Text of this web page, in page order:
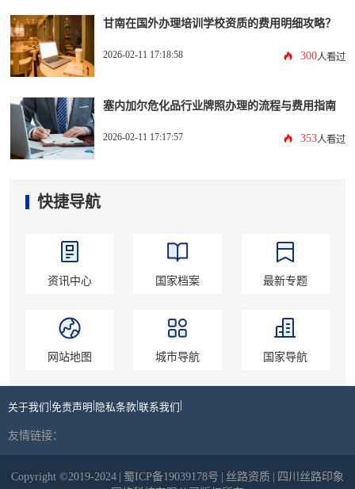
甘南在国外办理培训学校资质的费用明细攻略？
2026-02-11 17:18:58 300人看过
塞内加尔危化品行业牌照办理的流程与费用指南
2026-02-11 17:17:57 353人看过
快捷导航
资讯中心 国家档案 最新专题
网站地图 城市导航 国家导航
关于我们 |免责声明 | 隐私条款|联系我们 |
友情链接：
Copyright ©2019-2024 | 蜀ICP备19039178号 | 丝路资质 | 四川丝路印象